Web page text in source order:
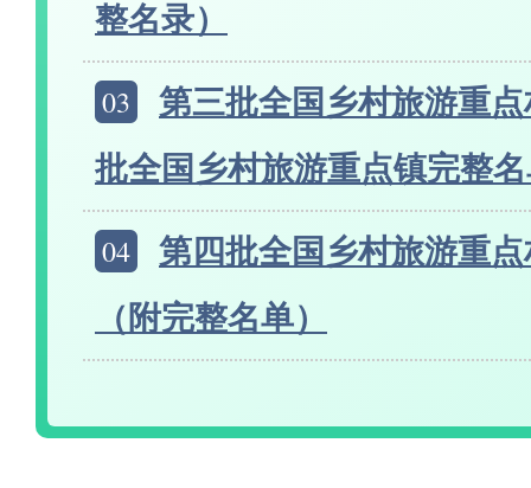
整名录）
03
第三批全国乡村旅游重
批全国乡村旅游重点镇完整
04
第四批全国乡村旅游重
（附完整名单）